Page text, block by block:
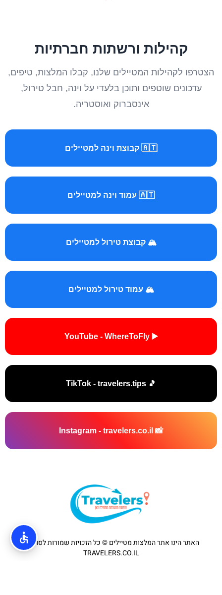
קהילות ורשתות חברתיות
הצטרפו לקהילות המטיילים שלנו, קבלו המלצות, טיפים,
עדכונים שוטפים ותוכן בלעדי על וינה, חבל טירול,
אינסברוק ואוסטריה.
🇦🇹 קבוצת וינה למטיילים
🇦🇹 עמוד וינה למטיילים
🏔️ קבוצת טירול למטיילים
🏔️ עמוד טירול למטיילים
▶️ YouTube - WhereToFly
🎵 TikTok - travelers.tips
📸 Instagram - travelers.co.il
האתר הינו אתר המלצות מטיילים © כל הזכויות שמורות לסוכנות
TRAVELERS.CO.IL